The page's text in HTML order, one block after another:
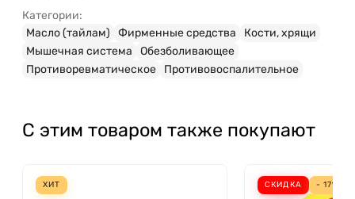
Категории:
Масло (тайлам)
Фирменные средства
Кости, хрящи
Мышечная система
Обезболивающее
Противоревматическое
Противовоспалительное
С этим товаром также покупают
ХИТ СКИДКА - 17%